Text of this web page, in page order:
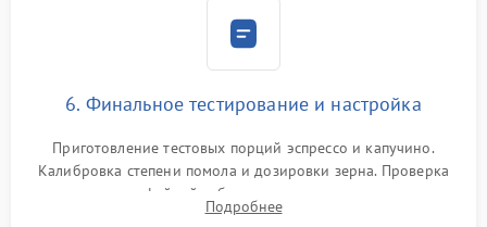
6. Финальное тестирование и настройка
Приготовление тестовых порций эспрессо и капучино.
Калибровка степени помола и дозировки зерна. Проверка
плотности кофейной таблетки, температуры напитка и
качества молочной пены. Контроль отсутствия посторонних
Подробнее